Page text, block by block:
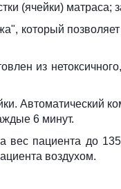
(ячейки)
который
из
Автоматический
6 минут.
вес пациента до
воздухом.